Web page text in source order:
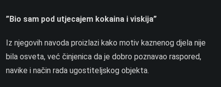
”Bio sam pod utjecajem kokaina i viskija”
Iz njegovih navoda proizlazi kako motiv kaznenog djela nije
bila osveta, već činjenica da je dobro poznavao raspored,
navike i način rada ugostiteljskog objekta.